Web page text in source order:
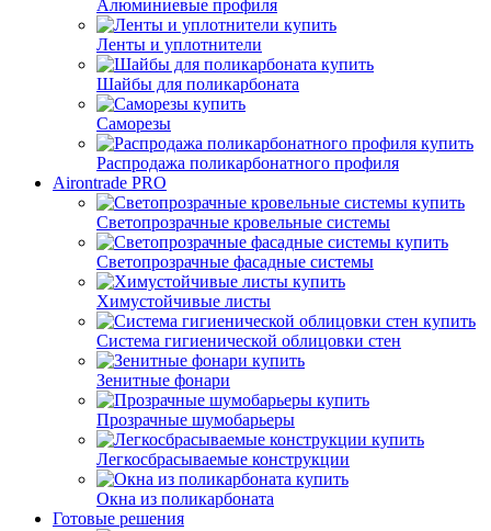
Алюминиевые профиля
Ленты и уплотнители
Шайбы для поликарбоната
Саморезы
Распродажа поликарбонатного профиля
Airontrade PRO
Светопрозрачные кровельные системы
Светопрозрачные фасадные системы
Химустойчивые листы
Система гигиенической облицовки стен
Зенитные фонари
Прозрачные шумобарьеры
Легкосбрасываемые конструкции
Окна из поликарбоната
Готовые решения